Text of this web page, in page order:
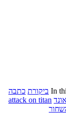
In ביקורת כתבה
attack on titan